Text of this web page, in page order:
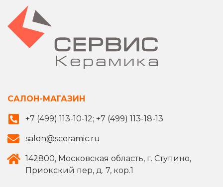
САЛОН-МАГАЗИН
+7 (499) 113-10-12; +7 (499) 113-18-13
salon@sceramic.ru
142800, Московская область, г. Ступино,
Приокский пер, д. 7, кор.1